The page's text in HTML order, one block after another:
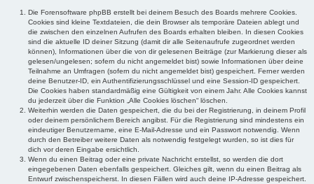
Die Forensoftware phpBB erstellt bei deinem Besuch des Boards mehrere Cookies.
Cookies sind kleine Textdateien, die dein Browser als temporäre Dateien ablegt und
die zwischen den einzelnen Aufrufen des Boards erhalten bleiben. In diesen Cookies
sind die aktuelle ID deiner Sitzung (damit dir alle Seitenaufrufe zugeordnet werden
können), Informationen über die von dir gelesenen Beiträge (zur Markierung dieser als
gelesen/ungelesen; sofern du nicht angemeldet bist) sowie Informationen über deine
Teilnahme an Umfragen (sofern du nicht angemeldet bist) gespeichert. Ferner werden
deine Benutzer-ID, ein Authentifizierungsschlüssel und eine Session-ID gespeichert.
Die Cookies haben standardmäßig eine Gültigkeit von einem Jahr. Alle Cookies kannst
du jederzeit über die Funktion „Alle Cookies löschen“ löschen.
Weiterhin werden die Daten gespeichert, die du bei der Registrierung, in deinem Profil
oder deinem persönlichem Bereich angibst. Für die Registrierung sind mindestens ein
eindeutiger Benutzername, eine E-Mail-Adresse und ein Passwort notwendig. Wenn
durch den Betreiber weitere Daten als notwendig festgelegt wurden, so ist dies für
dich vor deren Eingabe ersichtlich.
Wenn du einen Beitrag oder eine private Nachricht erstellst, so werden die dort
eingegebenen Daten ebenfalls gespeichert. Gleiches gilt, wenn du einen Beitrag als
Entwurf zwischenspeicherst. In diesen Fällen wird auch deine IP-Adresse gespeichert.